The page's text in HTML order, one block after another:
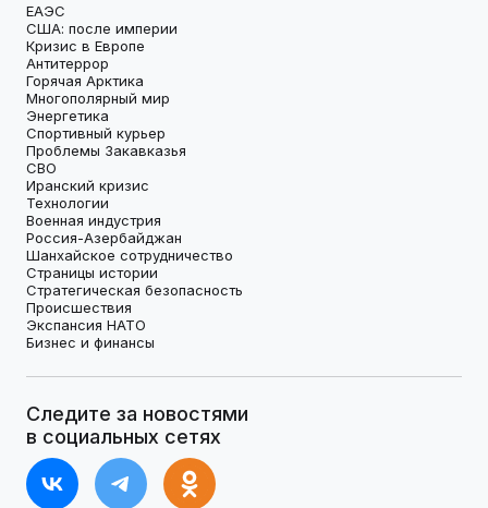
ЕАЭС
США: после империи
Кризис в Европе
Антитеррор
Горячая Арктика
Многополярный мир
Энергетика
Спортивный курьер
Проблемы Закавказья
СВО
Иранский кризис
Технологии
Военная индустрия
Россия-Азербайджан
Шанхайское сотрудничество
Страницы истории
Стратегическая безопасность
Происшествия
Экспансия НАТО
Бизнес и финансы
Следите за новостями
в социальных сетях